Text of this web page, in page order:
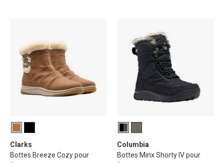
Clarks
Bottes Breeze Cozy pour
Columbia
Bottes Minx Shorty IV pour